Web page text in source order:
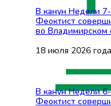
В канун Недели
Феоктист
во Владимирском
18 июля 2026 года
В канун Недели
Феоктист